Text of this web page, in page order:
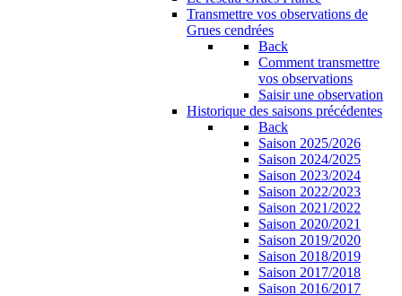
Transmettre vos observations de
Grues cendrées
Back
Comment transmettre
vos observations
Saisir une observation
Historique des saisons précédentes
Back
Saison 2025/2026
Saison 2024/2025
Saison 2023/2024
Saison 2022/2023
Saison 2021/2022
Saison 2020/2021
Saison 2019/2020
Saison 2018/2019
Saison 2017/2018
Saison 2016/2017